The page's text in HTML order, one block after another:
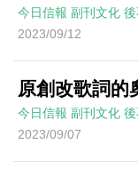
今日信報 副刊文化
2023/09/12
原創改歌詞的
今日信報 副刊文化
2023/09/07